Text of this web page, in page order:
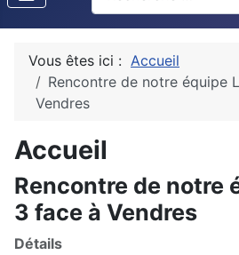
Vous êtes ici : Accueil
Rencontre de notre équipe
Vendres
Accueil
Rencontre de notre
3 face à Vendres
Détails